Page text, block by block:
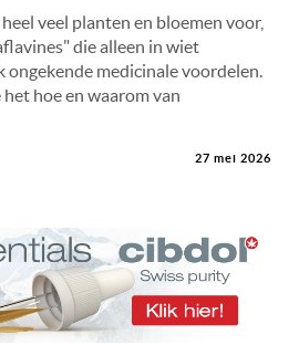
veel planten en bloemen voor,
die alleen in wiet
ongekende medicinale voordelen.
hoe en waarom van
27 mei 2026